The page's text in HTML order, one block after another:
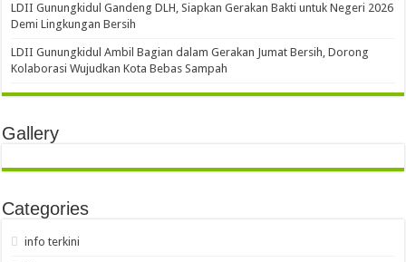
LDII Gunungkidul Gandeng DLH, Siapkan Gerakan Bakti untuk Negeri 2026
Demi Lingkungan Bersih
LDII Gunungkidul Ambil Bagian dalam Gerakan Jumat Bersih, Dorong
Kolaborasi Wujudkan Kota Bebas Sampah
Gallery
Categories
info terkini